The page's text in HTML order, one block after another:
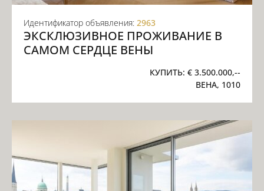
Идентификатор объявления: 2963
ЭКСКЛЮЗИВНОЕ ПРОЖИВАНИЕ В
САМОМ СЕРДЦЕ ВЕНЫ
КУПИТЬ: € 3.500.000,--
ВЕНА, 1010